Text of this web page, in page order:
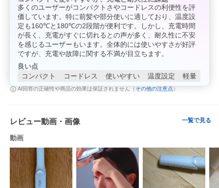
多くのユーザーがコンパクトさやコードレスの利便性を評
価しています。特に前髪や部分使いに適しており、温度設
定も160℃と180℃の2段階が便利です。しかし、充電時間
が長く、充電がすぐに切れるとの声が多く、耐久性に不安
を感じるユーザーもいます。全体的には使いやすさが好評
ですが、充電や故障に関する不満が目立ちます。
良い点
コンパクト
コードレス 使いやすい 温度設定 軽量
AI回答の正確性や商品の効果は保証されません（ その他の注意点 ）
レビュー動画・画像 一覧で見る
動画